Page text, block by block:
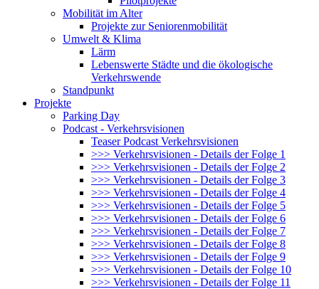
Mobilität im Alter
Projekte zur Seniorenmobilität
Umwelt & Klima
Lärm
Lebenswerte Städte und die ökologische
Verkehrswende
Standpunkt
Projekte
Parking Day
Podcast - Verkehrsvisionen
Teaser Podcast Verkehrsvisionen
>>> Verkehrsvisionen - Details der Folge 1
>>> Verkehrsvisionen - Details der Folge 2
>>> Verkehrsvisionen - Details der Folge 3
>>> Verkehrsvisionen - Details der Folge 4
>>> Verkehrsvisionen - Details der Folge 5
>>> Verkehrsvisionen - Details der Folge 6
>>> Verkehrsvisionen - Details der Folge 7
>>> Verkehrsvisionen - Details der Folge 8
>>> Verkehrsvisionen - Details der Folge 9
>>> Verkehrsvisionen - Details der Folge 10
>>> Verkehrsvisionen - Details der Folge 11